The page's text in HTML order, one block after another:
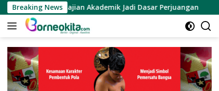
Langsung
ke
konten
Breaking News
Kajian Akademik Jadi Dasar Perjuangan Komisi